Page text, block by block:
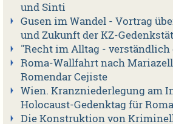
und Sinti
Gusen im Wandel - Vortrag
und Zukunft der KZ-
"Recht im Alltag - verständlich
Roma-Wallfahrt nach
Romendar Cejiste
Wien. Kranzniederlegung am
Holocaust-Gedenktag für
Die Konstruktion von